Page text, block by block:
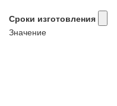
Сроки изготовления
Значение